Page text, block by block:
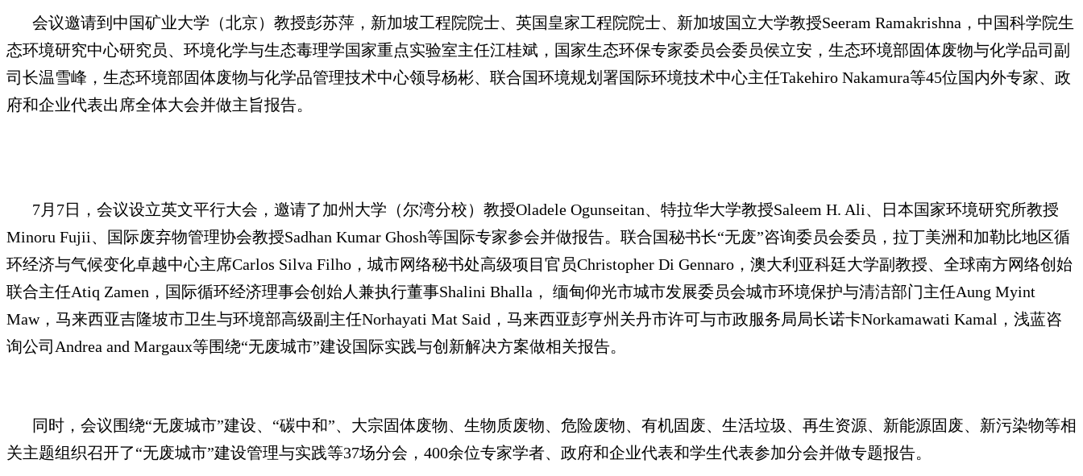
会议邀请到中国矿业大学（北京）教授彭苏萍，新加坡工程院院士、英国皇家工程院院士、新加坡国立大学教授Seeram Ramakrishna，中国科学院生
态环境研究中心研究员、环境化学与生态毒理学国家重点实验室主任江桂斌，国家生态环保专家委员会委员侯立安，生态环境部固体废物与化学品司副
司长温雪峰，生态环境部固体废物与化学品管理技术中心领导杨彬、联合国环境规划署国际环境技术中心主任Takehiro Nakamura等45位国内外专家、政
府和企业代表出席全体大会并做主旨报告。
7月7日，会议设立英文平行大会，邀请了加州大学（尔湾分校）教授Oladele Ogunseitan、特拉华大学教授Saleem H. Ali、日本国家环境研究所教授
Minoru Fujii、国际废弃物管理协会教授Sadhan Kumar Ghosh等国际专家参会并做报告。联合国秘书长“无废”咨询委员会委员，拉丁美洲和加勒比地区循
环经济与气候变化卓越中心主席Carlos Silva Filho，城市网络秘书处高级项目官员Christopher Di Gennaro，澳大利亚科廷大学副教授、全球南方网络创始
联合主任Atiq Zamen，国际循环经济理事会创始人兼执行董事Shalini Bhalla， 缅甸仰光市城市发展委员会城市环境保护与清洁部门主任Aung Myint
Maw，马来西亚吉隆坡市卫生与环境部高级副主任Norhayati Mat Said，马来西亚彭亨州关丹市许可与市政服务局局长诺卡Norkamawati Kamal，浅蓝咨
询公司Andrea and Margaux等围绕“无废城市”建设国际实践与创新解决方案做相关报告。
同时，会议围绕“无废城市”建设、“碳中和”、大宗固体废物、生物质废物、危险废物、有机固废、生活垃圾、再生资源、新能源固废、新污染物等相
关主题组织召开了“无废城市”建设管理与实践等37场分会，400余位专家学者、政府和企业代表和学生代表参加分会并做专题报告。